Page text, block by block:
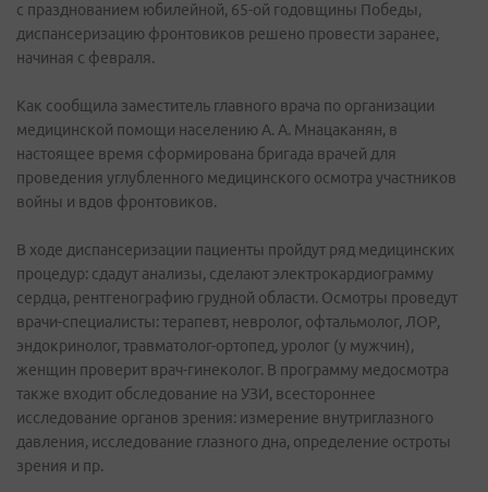
с празднованием юбилейной, 65-ой годовщины Победы,
диспансеризацию фронтовиков решено провести заранее,
начиная с февраля.
Как сообщила заместитель главного врача по организации
медицинской помощи населению А. А. Мнацаканян, в
настоящее время сформирована бригада врачей для
проведения углубленного медицинского осмотра участников
войны и вдов фронтовиков.
В ходе диспансеризации пациенты пройдут ряд медицинских
процедур: сдадут анализы, сделают электрокардиограмму
сердца, рентгенографию грудной области. Осмотры проведут
врачи-специалисты: терапевт, невролог, офтальмолог, ЛОР,
эндокринолог, травматолог-ортопед, уролог (у мужчин),
женщин проверит врач-гинеколог. В программу медосмотра
также входит обследование на УЗИ, всестороннее
исследование органов зрения: измерение внутриглазного
давления, исследование глазного дна, определение остроты
зрения и пр.